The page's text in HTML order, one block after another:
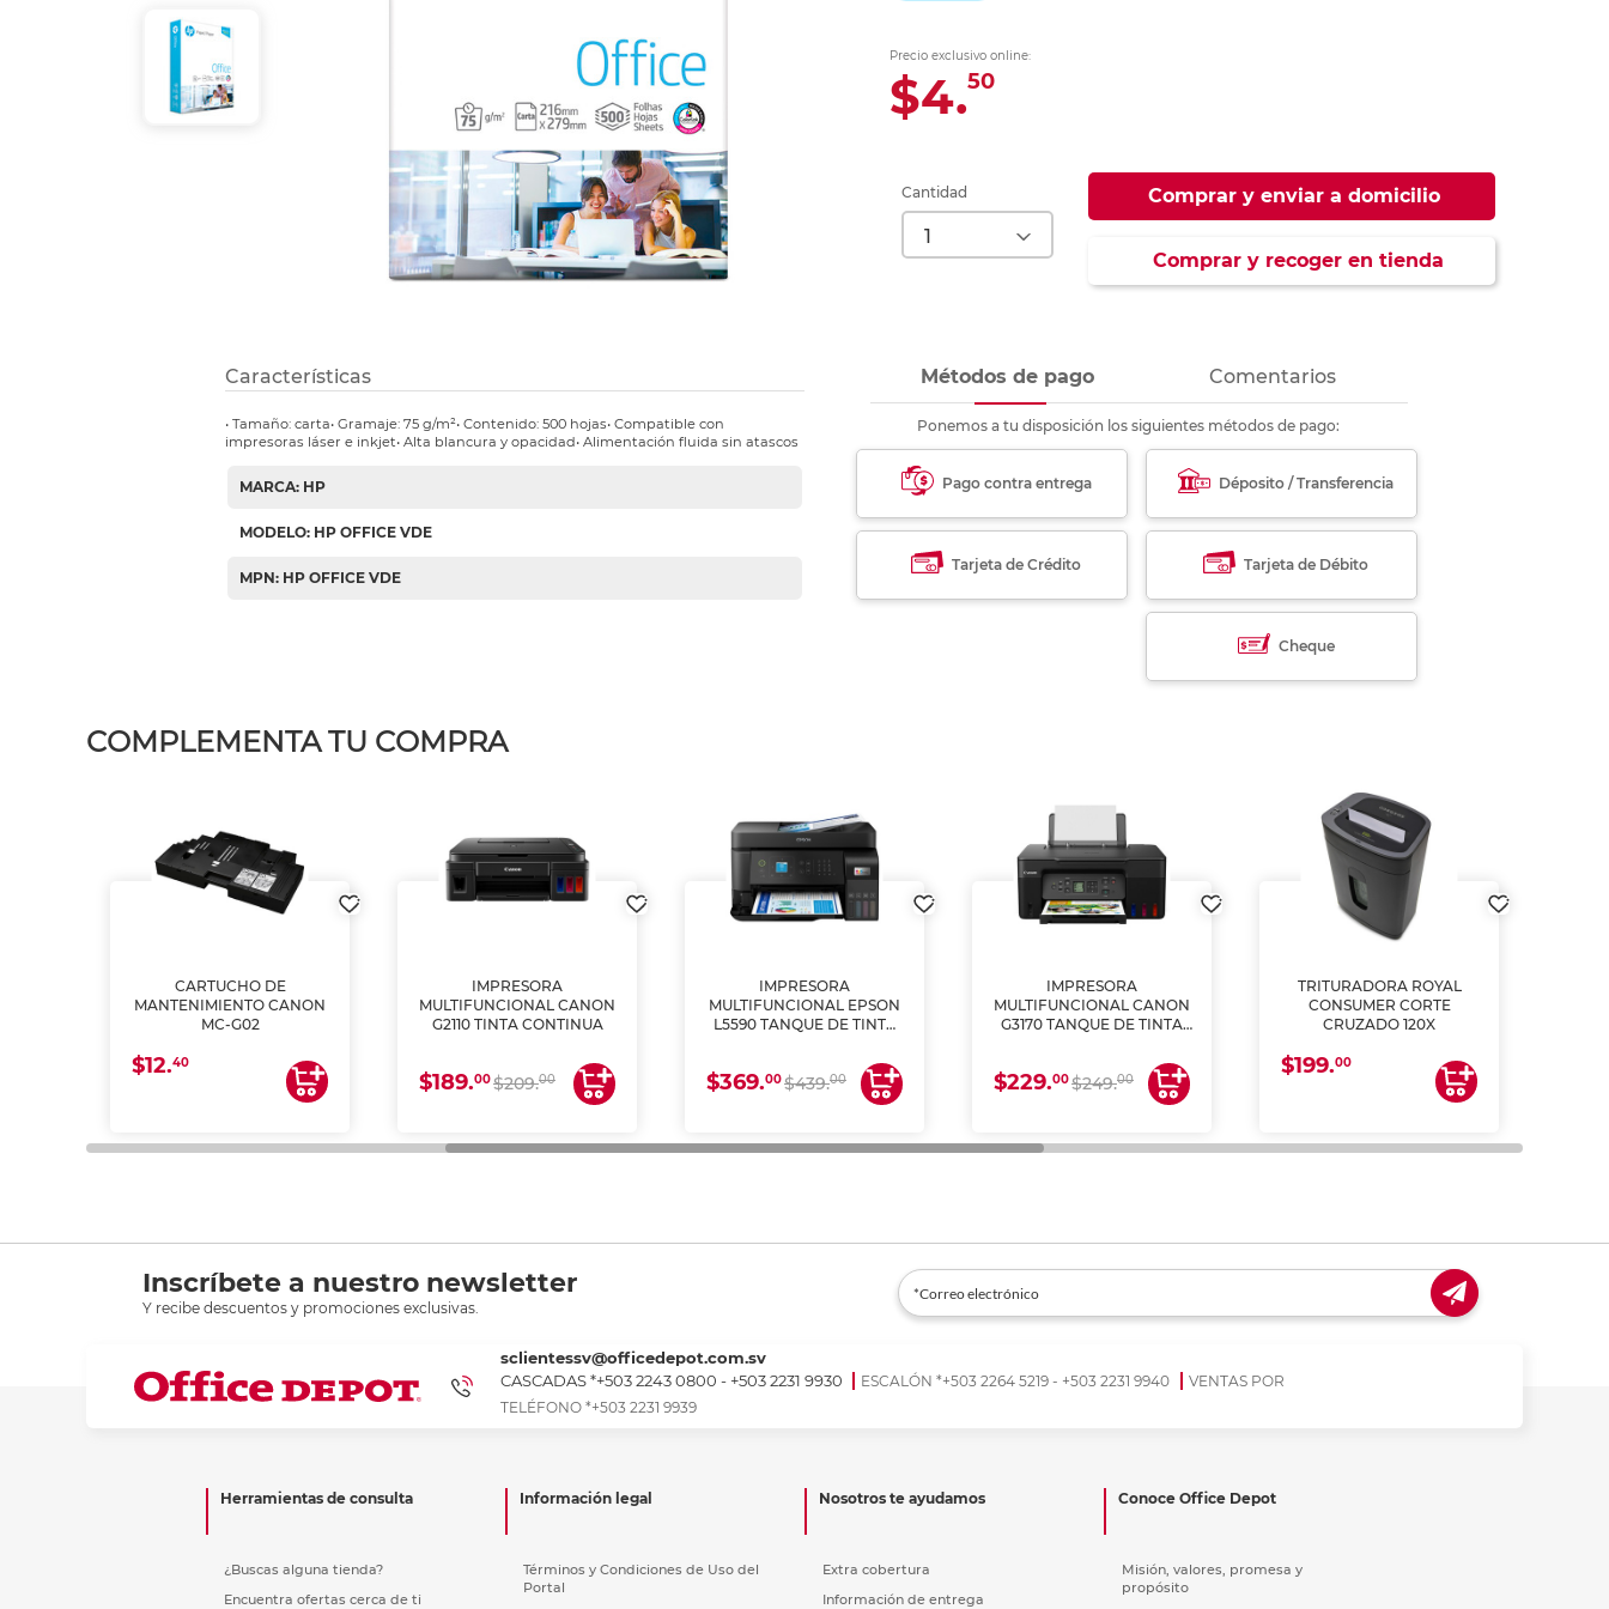
Ver más
Precio exclusivo online:
$4.50
Cantidad Comprar y enviar a domicilio
Comprar y recoger en tienda
Características
• Tamaño: carta• Gramaje: 75 g/m²• Contenido: 500 hojas• Compatible con
impresoras láser e inkjet• Alta blancura y opacidad• Alimentación fluida sin atascos
MARCA: HP
MODELO: HP OFFICE VDE
MPN: HP OFFICE VDE
Métodos de pago Comentarios
Ponemos a tu disposición los siguientes métodos de pago:
Pago contra entrega Déposito / Transferencia
Tarjeta de Crédito Tarjeta de Débito
Cheque
COMPLEMENTA TU COMPRA
CARTUCHO DE
MANTENIMIENTO CANON
MC-G02
$12.40
IMPRESORA
MULTIFUNCIONAL CANON
G2110 TINTA CONTINUA
$189.00$209.00
IMPRESORA
MULTIFUNCIONAL EPSON
L5590 TANQUE DE TINTA
$369.00$439.00
IMPRESORA
MULTIFUNCIONAL CANON
G3170 TANQUE DE TINTA
$229.00$249.00
TRITURADORA ROYAL
CONSUMER CORTE
CRUZADO 120X
$199.00
Inscríbete a nuestro newsletter
Y recibe descuentos y promociones exclusivas.
sclientessv@officedepot.com.sv
CASCADAS *+503 2243 0800 - +503 2231 9930
ESCALÓN *+503 2264 5219 - +503 2231 9940
VENTAS POR
TELÉFONO *+503 2231 9939
Herramientas de consulta
¿Buscas alguna tienda?
Encuentra ofertas cerca de ti
Información legal
Términos y Condiciones de Uso del
Portal
Nosotros te ayudamos
Extra cobertura
Información de entrega
Conoce Office Depot
Misión, valores, promesa y
propósito